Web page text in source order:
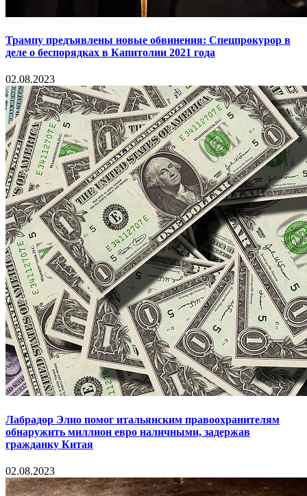
Трампу предъявлены новые обвинения: Спецпрокурор в
деле о беспорядках в Капитолии 2021 года
02.08.2023
Лабрадор Элио помог итальянским правоохранителям
обнаружить миллион евро наличными, задержав
гражданку Китая
02.08.2023